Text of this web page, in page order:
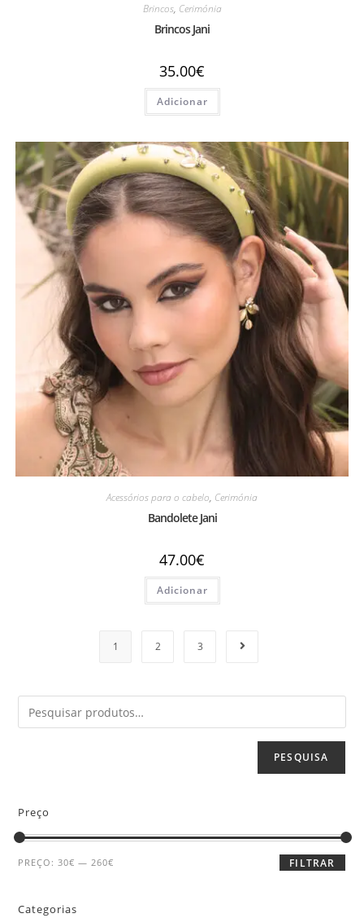
Brincos, Cerimónia
Brincos Jani
35.00€
Adicionar
Acessórios para o cabelo, Cerimónia
Bandolete Jani
47.00€
Adicionar
1 2 3
PESQUISA
Preço
FILTRAR
PREÇO:30€ —260€
Categorias